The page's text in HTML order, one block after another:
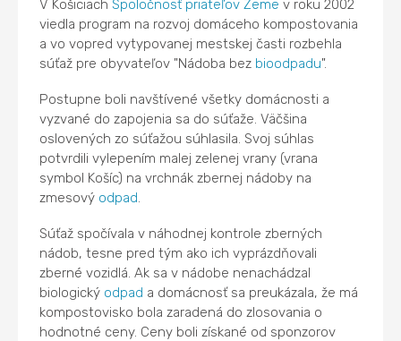
V KošiciachSpoločnosť priateľov Zeme v roku 2002
viedla program na rozvoj domáceho kompostovania
a vo vopred vytypovanej mestskej časti rozbehla
súťaž pre obyvateľov "Nádoba bez bioodpadu".
Postupne boli navštívené všetky domácnosti a
vyzvané do zapojenia sa do súťaže. Väčšina
oslovených zo súťažou súhlasila. Svoj súhlas
potvrdili vylepením malej zelenej vrany (vrana
symbol Košíc) na vrchnák zbernej nádoby na
zmesový odpad.
Súťaž spočívala v náhodnej kontrole zberných
nádob, tesne pred tým ako ich vyprázdňovali
zberné vozidlá. Ak sa v nádobe nenachádzal
biologický odpad a domácnosť sa preukázala, že má
kompostovisko bola zaradená do zlosovania o
hodnotné ceny. Ceny boli získané od sponzorov